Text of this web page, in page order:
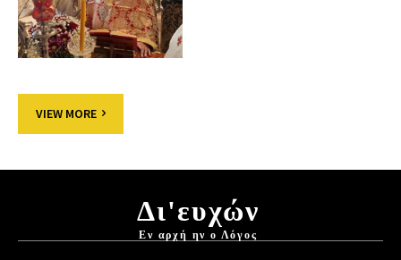
VIEW MORE
Δι'ευχών
Εν αρχή ην ο Λόγος